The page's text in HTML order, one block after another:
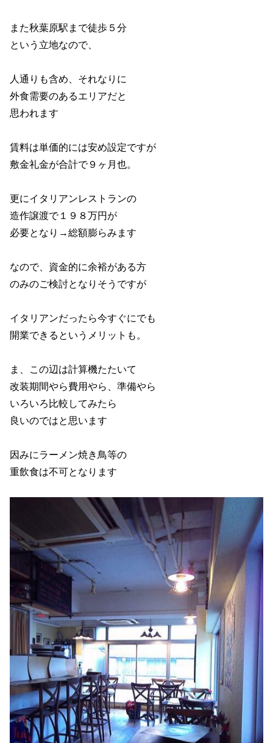
また秋葉原駅まで徒歩５分
という立地なので、
人通りも含め、それなりに
外食需要のあるエリアだと
思われます
賃料は単価的には安め設定ですが
敷金礼金が合計で９ヶ月也。
更にイタリアンレストランの
造作譲渡で１９８万円が
必要となり→総額膨らみます
なので、資金的に余裕がある方
のみのご検討となりそうですが
イタリアンだったら今すぐにでも
開業できるというメリットも。
ま、この辺は計算機たたいて
改装期間やら費用やら、準備やら
いろいろ比較してみたら
良いのではと思います
因みにラーメン焼き鳥等の
重飲食は不可となります